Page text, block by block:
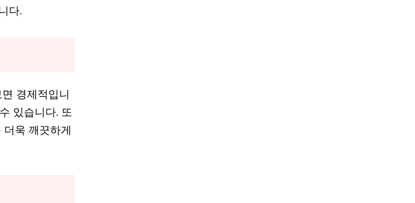
다.
경제적입니
있습니다. 또
욱 깨끗하게